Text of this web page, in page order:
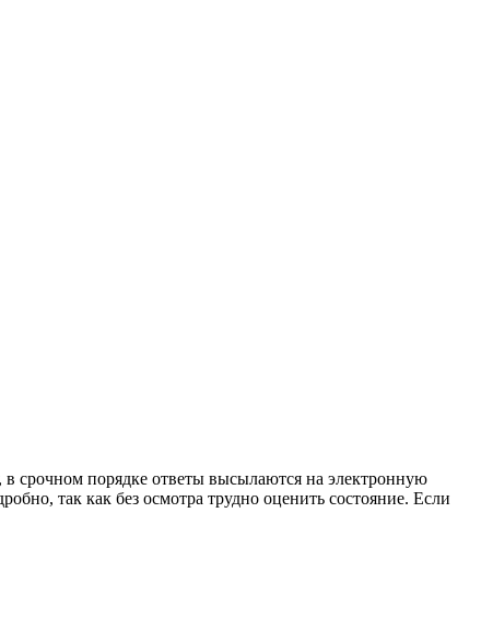
срочном порядке ответы высылаются на электронную
так как без осмотра трудно оценить состояние. Если